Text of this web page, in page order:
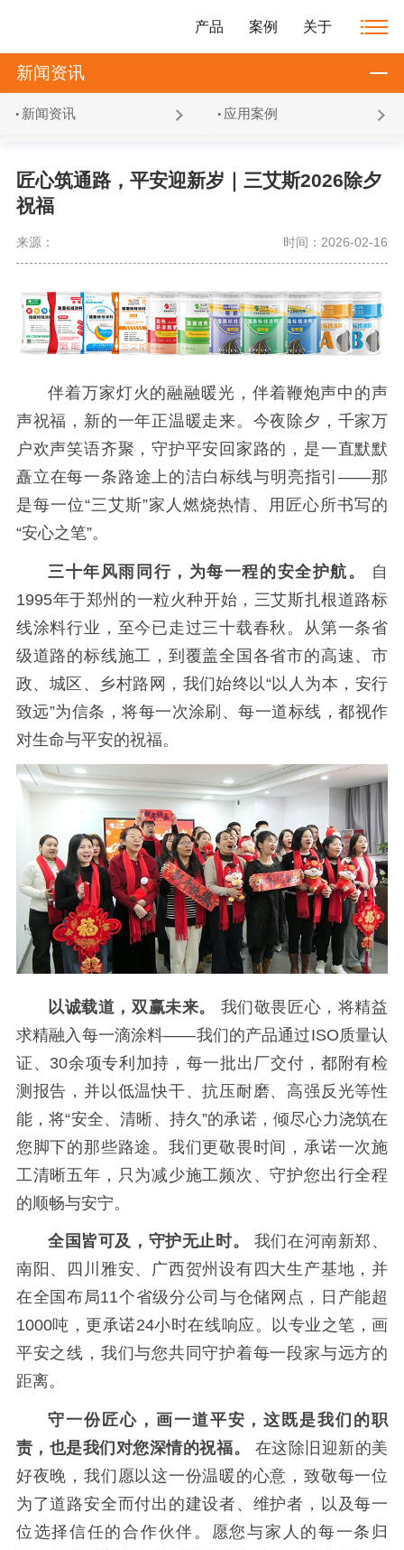
产品 案例 关于
新闻资讯
新闻资讯 应用案例
匠心筑通路，平安迎新岁｜三艾斯2026除夕
祝福
来源： 时间：2026-02-16
伴着万家灯火的融融暖光，伴着鞭炮声中的声
声祝福，新的一年正温暖走来。今夜除夕，千家万
户欢声笑语齐聚，守护平安回家路的，是一直默默
矗立在每一条路途上的洁白标线与明亮指引——那
是每一位“三艾斯”家人燃烧热情、用匠心所书写的
“安心之笔”。
三十年风雨同行，为每一程的安全护航。
自
1995年于郑州的一粒火种开始，三艾斯扎根道路标
线涂料行业，至今已走过三十载春秋。从第一条省
级道路的标线施工，到覆盖全国各省市的高速、市
政、城区、乡村路网，我们始终以“以人为本，安行
致远”为信条，将每一次涂刷、每一道标线，都视作
对生命与平安的祝福。
以诚载道，双赢未来。
我们敬畏匠心，将精益
求精融入每一滴涂料——我们的产品通过ISO质量认
证、30余项专利加持，每一批出厂交付，都附有检
测报告，并以低温快干、抗压耐磨、高强反光等性
能，将“安全、清晰、持久”的承诺，倾尽心力浇筑在
您脚下的那些路途。我们更敬畏时间，承诺一次施
工清晰五年，只为减少施工频次、守护您出行全程
的顺畅与安宁。
全国皆可及，守护无止时。
我们在河南新郑、
南阳、四川雅安、广西贺州设有四大生产基地，并
在全国布局11个省级分公司与仓储网点，日产能超
1000吨，更承诺24小时在线响应。以专业之笔，画
平安之线，我们与您共同守护着每一段家与远方的
距离。
守一份匠心，画一道平安，这既是我们的职
责，也是我们对您深情的祝福。
在这除旧迎新的美
好夜晚，我们愿以这一份温暖的心意，致敬每一位
为了道路安全而付出的建设者、维护者，以及每一
位选择信任的合作伙伴。愿您与家人的每一条归